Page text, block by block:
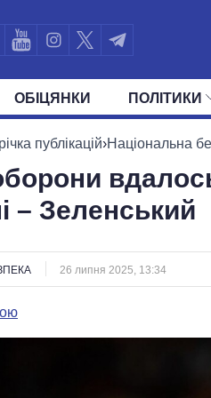
ОБIЦЯНКИ ПОЛIТИКИ
УСІ ПОЛІТИКИ ПРЕЗИДЕНТ І
публікацій›Національна
– Зеленський
26 липня 2025, 13:34